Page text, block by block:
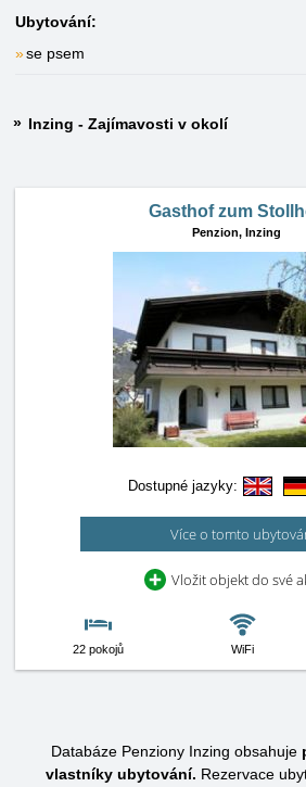
Ubytování:
se psem
Inzing - Zajímavosti v okolí
Gasthof zum
Penzion, Inzing
Dostupné jazyky:
Více o tomto
Vložit objekt do své
22 pokojů WiFi
Databáze Penziony Inzing obsahuje
vlastníky ubytování. Rezervace